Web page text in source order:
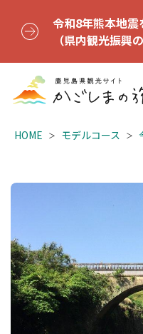
令和8年熊本地
（県内観光振興
HOME モデルコース